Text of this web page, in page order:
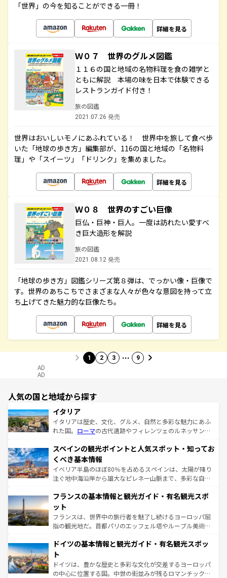
「世界」の今を知ることができる一冊！
詳細を見る
Ｗ０７ 世界のグルメ図鑑
１１６の国と地域の名物料理を食の雑学と
ともに解説 本場の味を日本で体験できる
レストランガイド付き！
旅の図鑑
2021.07.26 発売
世界はおいしいモノにあふれている！ 世界中を旅して食べ歩
いた「地球の歩き方」編集部が、116の国と地域の「名物料
理」や「スイーツ」「ドリンク」を集めました。
詳細を見る
Ｗ０８ 世界のすごい巨像
巨仏・巨神・巨人。一度は訪れたい愛すべ
き巨大造形を解説
旅の図鑑
2021.08.12 発売
「地球の歩き方」図鑑シリーズ第８弾は、でっかい像・巨像で
す。世界のあちこちでさまざまな人々が色々な意図を持って立
ち上げてきた魅力的な巨像たち。
詳細を見る
1 2 3 … 9
AD
AD
人気の国と地域から探す
イタリア
イタリアは歴史、文化、グルメ、自然と多彩な魅力にあふ
れた国。 ローマの古代遺跡やフィレンツェのルネッサンス
ろん、トスカーナの美しい田園風景やアマルフィ海岸の絶
景など、自然景観も見逃せない。観光の合間には、本場の
ピザやパスタなど、絶品のイタリア料理を堪能することも
できる。朝目覚めてから夜眠るまで、すべての瞬間を楽し
なお、新着のイタリア情報はコンテンツ一覧を参照してほ
しい。
スペインの観光ポイントと人気スポット・知ってお
くべき基本情報
イベリア半島のほぼ80％を占めるスペインは、太陽が降り
注ぐ地中海沿岸から雄大なピレネー山脈まで、多彩な自然
文化が根付くこの国では、情熱的なフラメンコ、熱気あふ
れる闘牛、そして美味しいタパスが生活の一部となってい
る。首都マドリードの洗練された雰囲気や、バルセロナの
アートに溢れた街角から、地方では古代ローマ遺跡や中世
せる。地方によって風土や気候が異なるスペインはその個
ンテンツ一覧 を参照してほしい。
フランスの基本情報と観光ガイド・有名観光スポ
ット
フランスは、世界中の旅行者を魅了し続けるヨーロッパ屈
指の観光地だ。首都パリのエッフェル塔やルーブル美術館
で、幅広い魅力が詰まっている。華麗な宮殿、歴史的な大
聖堂、美しいビーチ、そして豊かな自然が、訪れる者を心
から魅了する。また、フランスは美食の国としても知ら
れ、フランス料理はユネスコ無形文化遺産にも登録されて
ドイツの基本情報と観光ガイド・有名観光スポッ
ト
ドイツは、豊かな歴史と多彩な文化が交差するヨーロッパ
の中心に位置する国。中世の街並みが残るロマンチック街